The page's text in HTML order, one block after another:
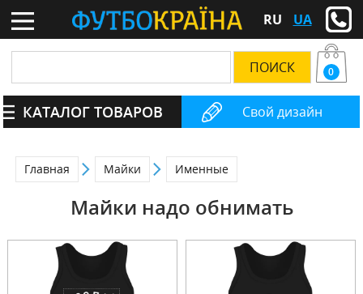
RU UA
Свой дизайн
0
КАТАЛОГ ТОВАРОВ
Главная Майки Именные
Майки надо обнимать